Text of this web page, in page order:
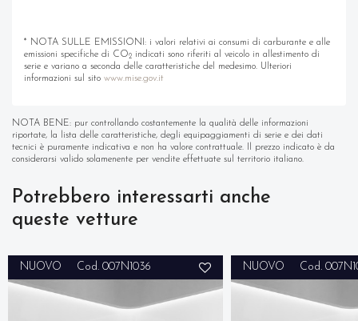
* NOTA SULLE EMISSIONI: i valori relativi ai consumi di carburante e alle
emissioni specifiche di CO2 indicati sono riferiti al veicolo in allestimento di
serie e variano a seconda delle caratteristiche del medesimo. Ulteriori
informazioni sul sito www.mise.gov.it
NOTA BENE: pur controllando costantemente la qualità delle informazioni
riportate, la lista delle caratteristiche, degli equipaggiamenti di serie e dei dati
tecnici è puramente indicativa e non ha valore contrattuale. Il prezzo indicato è da
considerarsi valido solamenente per vendite effettuate sul territorio italiano.
Potrebbero interessarti anche
queste vetture
NUOVO Cod. 007N1036 NUOVO Cod.